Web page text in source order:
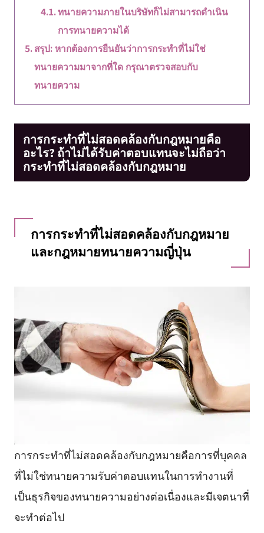
ทนายความภายในบริษัทก็ไม่สามารถดำเนิน
การทนายความได้
สรุป: หากต้องการยืนยันว่าการกระทำที่ไม่ใช่
ทนายความมาจากที่ใด กรุณาตรวจสอบกับ
ทนายความ
การกระทำที่ไม่สอดคล้องกับกฎหมายคือ
อะไร? ถ้าไม่ได้รับค่าตอบแทนจะไม่ถือว่า
กระทำที่ไม่สอดคล้องกับกฎหมาย
การกระทำที่ไม่สอดคล้องกับกฎหมาย
และกฎหมายทนายความญี่ปุ่น
การกระทำที่ไม่สอดคล้องกับกฎหมายคือการที่บุคคล
ที่ไม่ใช่ทนายความรับค่าตอบแทนในการทำงานที่
เป็นธุรกิจของทนายความอย่างต่อเนื่องและมีเจตนาที่
จะทำต่อไป